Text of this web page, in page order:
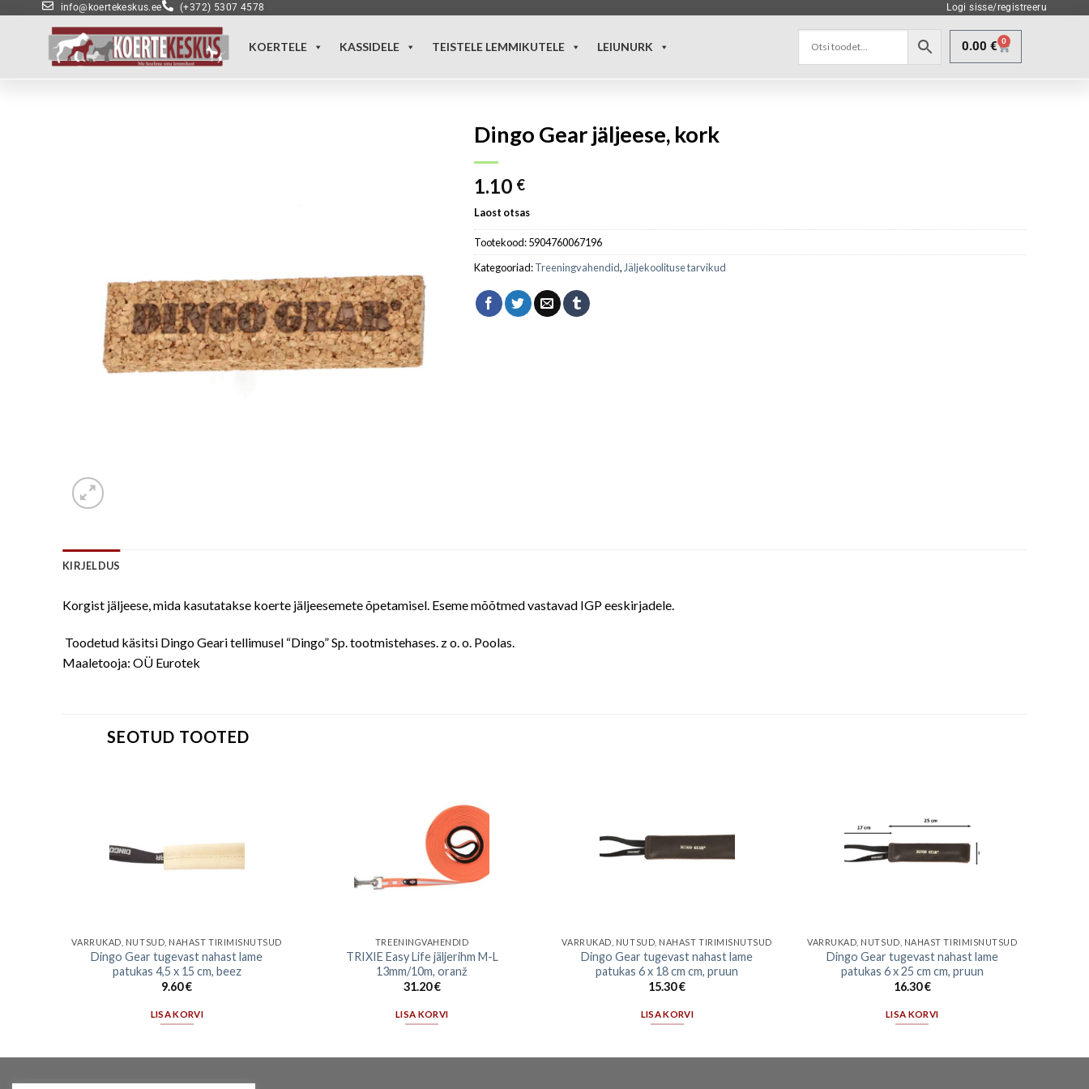
info@koertekeskus.ee (+372) 5307 4578 Logi sisse/registreeru
KOERTELE KASSIDELE TEISTELE LEMMIKUTELE LEIUNURK 0.00 € 0
Dingo Gear jäljeese, kork
1.10 €
Laost otsas
Tootekood:5904760067196
Kategooriad:Treeningvahendid, Jäljekoolituse tarvikud
KIRJELDUS
Korgist jäljeese, mida kasutatakse koerte jäljeesemete õpetamisel. Eseme mõõtmed vastavad IGP eeskirjadele.
Toodetud käsitsi Dingo Geari tellimusel “Dingo” Sp. tootmistehases. z o. o. Poolas.
Maaletooja: OÜ Eurotek
SEOTUD TOOTED
VARRUKAD, NUTSUD, NAHAST TIRIMISNUTSUD
Dingo Gear tugevast nahast lame
patukas 4,5 x 15 cm, beez
9.60€
LISA KORVI
TREENINGVAHENDID
TRIXIE Easy Life jäljerihm M-L
13mm/10m, oranž
31.20€
LISA KORVI
VARRUKAD, NUTSUD, NAHAST TIRIMISNUTSUD
Dingo Gear tugevast nahast lame
patukas 6 x 18 cm cm, pruun
15.30€
LISA KORVI
VARRUKAD, NUTSUD, NAHAST TIRIMISNUTSUD
Dingo Gear tugevast nahast lame
patukas 6 x 25 cm cm, pruun
16.30€
LISA KORVI